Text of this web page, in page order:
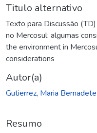
Titulo alternativo
Texto para Discussão
no Mercosul: algumas
the environment in
considerations
Autor(a)
Gutierrez, Maria
Resumo